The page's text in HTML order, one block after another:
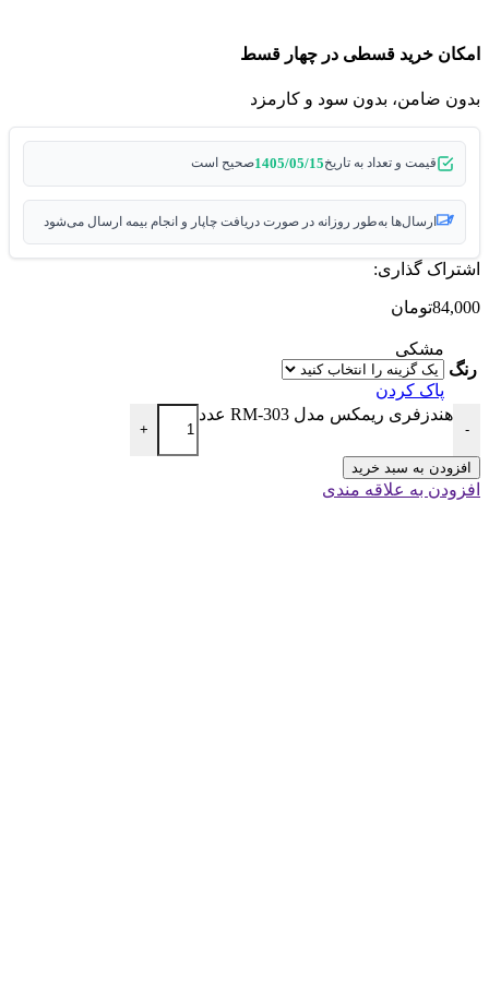
امکان خرید قسطی در چهار قسط
بدون ضامن، بدون سود و کارمزد
قیمت و تعداد به تاریخ1405/05/15صحیح است
ارسال‌ها به‌طور روزانه در صورت دریافت چاپار و انجام بیمه ارسال می‌شود
اشتراک گذاری:
84,000تومان
رنگ
مشکی
پاک کردن
-
هندزفری ریمکس مدل RM-303 عدد
+
افزودن به سبد خرید
افزودن به علاقه مندی